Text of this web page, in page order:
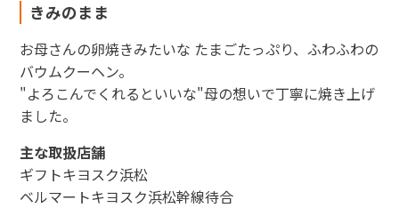
きみのまま
お母さんの卵焼きみたいな たまごたっぷり、ふわふわの
バウムクーヘン。
"よろこんでくれるといいな"母の想いで丁寧に焼き上げ
ました。
主な取扱店舗
ギフトキヨスク浜松
ベルマートキヨスク浜松幹線待合